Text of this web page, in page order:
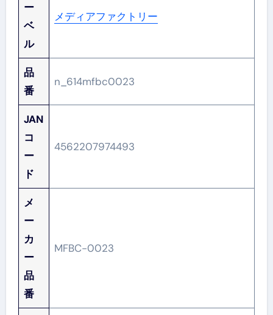
ー
ベ
ル
メディアファクトリー
品
番
n_614mfbc0023
JAN
コ
ー
ド
4562207974493
メ
ー
カ
ー
品
番
MFBC-0023